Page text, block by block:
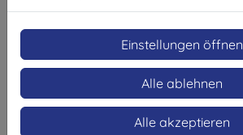
Einstellungen öffnen
Alle ablehnen
Alle akzeptieren